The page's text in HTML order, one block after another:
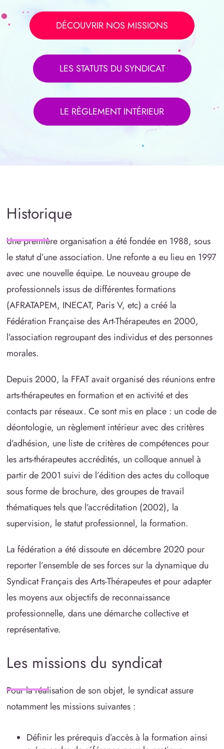
DÉCOUVRIR NOS MISSIONS
LES STATUTS DU SYNDICAT
LE RÈGLEMENT INTÉRIEUR
Historique
Une première organisation a été fondée en 1988, sous
le statut d’une association. Une refonte a eu lieu en 1997
avec une nouvelle équipe. Le nouveau groupe de
professionnels issus de différentes formations
(AFRATAPEM, INECAT, Paris V, etc) a créé la
Fédération Française des Art-Thérapeutes en 2000,
l’association regroupant des individus et des personnes
morales.
Depuis 2000, la FFAT avait organisé des réunions entre
arts-thérapeutes en formation et en activité et des
contacts par réseaux. Ce sont mis en place : un code de
déontologie, un règlement intérieur avec des critères
d’adhésion, une liste de critères de compétences pour
les arts-thérapeutes accrédités, un colloque annuel à
partir de 2001 suivi de l’édition des actes du colloque
sous forme de brochure, des groupes de travail
thématiques tels que l’accréditation (2002), la
supervision, le statut professionnel, la formation.
La fédération a été dissoute en décembre 2020 pour
reporter l’ensemble de ses forces sur la dynamique du
Syndicat Français des Arts-Thérapeutes et pour adapter
les moyens aux objectifs de reconnaissance
professionnelle, dans une démarche collective et
représentative.
Les missions du syndicat
Pour la réalisation de son objet, le syndicat assure
notamment les missions suivantes :
Définir les prérequis d’accès à la formation ainsi